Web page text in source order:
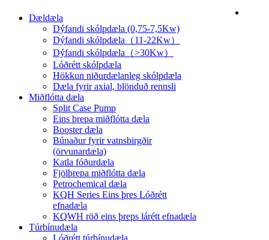
Dældæla
Dýfandi skólpdæla (0,75-7,5Kw)
Dýfandi skólpdæla（11-22Kw）
Dýfandi skólpdæla（>30Kw）
Lóðrétt skólpdæla
Hökkun niðurdælanleg skólpdæla
Dæla fyrir axial, blönduð rennsli
Miðflótta dæla
Split Case Pump
Eins þrepa miðflótta dæla
Booster dæla
Búnaður fyrir vatnsbirgðir
(örvunardæla)
Katla fóðurdæla
Fjölþrepa miðflótta dæla
Petrochemical dæla
KQH Series Eins þres Lóðrétt
efnadæla
KQWH röð eins þreps lárétt efnadæla
Túrbínudæla
Lóðrétt túrbínudæla